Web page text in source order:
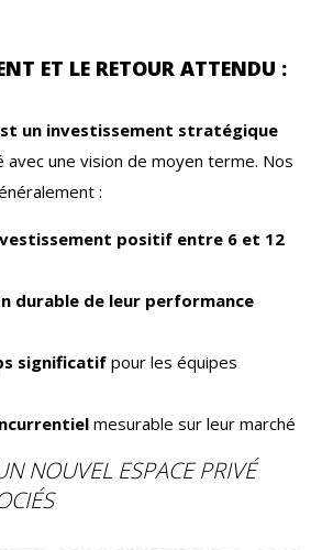
ET LE RETOUR ATTENDU :
un investissement stratégique
une vision de moyen terme. Nos
:
positif entre 6 et 12
durable de leur performance
significatif pour les équipes
mesurable sur leur marché
NOUVEL ESPACE PRIVÉ